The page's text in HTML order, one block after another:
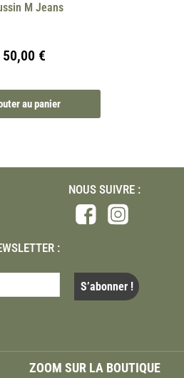
M Jeans
50,00 €
au panier
NOUS SUIVRE :
:
ZOOM SUR LA BOUTIQUE